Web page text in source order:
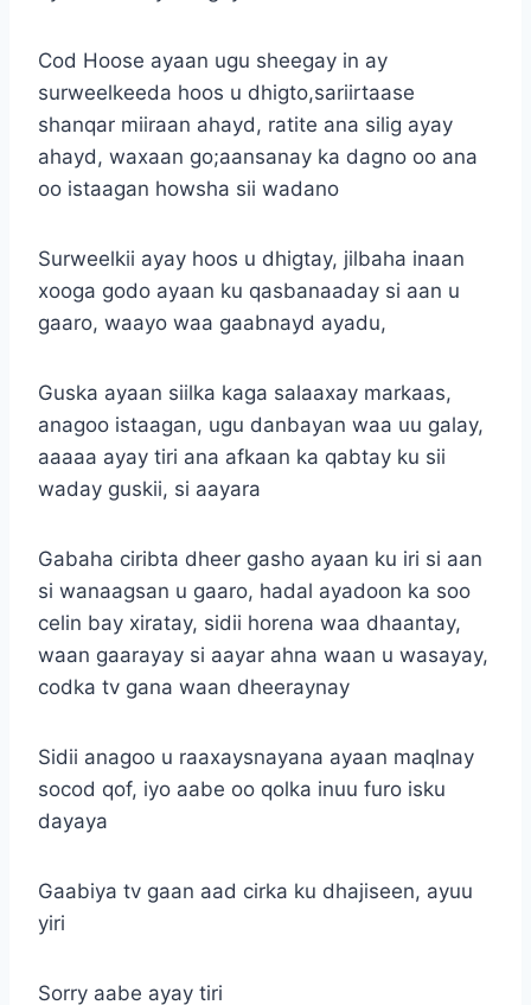
Cod Hoose ayaan ugu sheegay in ay
surweelkeeda hoos u dhigto,sariirtaase
shanqar miiraan ahayd, ratite ana silig ayay
ahayd, waxaan go;aansanay ka dagno oo ana
oo istaagan howsha sii wadano
Surweelkii ayay hoos u dhigtay, jilbaha inaan
xooga godo ayaan ku qasbanaaday si aan u
gaaro, waayo waa gaabnayd ayadu,
Guska ayaan siilka kaga salaaxay markaas,
anagoo istaagan, ugu danbayan waa uu galay,
aaaaa ayay tiri ana afkaan ka qabtay ku sii
waday guskii, si aayara
Gabaha ciribta dheer gasho ayaan ku iri si aan
si wanaagsan u gaaro, hadal ayadoon ka soo
celin bay xiratay, sidii horena waa dhaantay,
waan gaarayay si aayar ahna waan u wasayay,
codka tv gana waan dheeraynay
Sidii anagoo u raaxaysnayana ayaan maqlnay
socod qof, iyo aabe oo qolka inuu furo isku
dayaya
Gaabiya tv gaan aad cirka ku dhajiseen, ayuu
yiri
Sorry aabe ayay tiri